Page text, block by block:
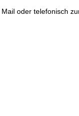
oder telefonisch